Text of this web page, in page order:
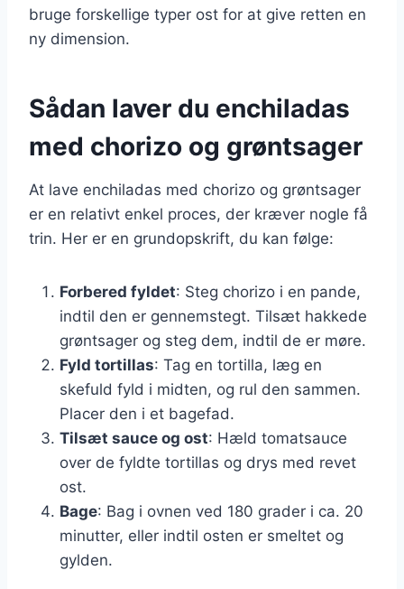
bruge forskellige typer ost for at give retten en
ny dimension.
Sådan laver du enchiladas
med chorizo og grøntsager
At lave enchiladas med chorizo og grøntsager
er en relativt enkel proces, der kræver nogle få
trin. Her er en grundopskrift, du kan følge:
Forbered fyldet: Steg chorizo i en pande,
indtil den er gennemstegt. Tilsæt hakkede
grøntsager og steg dem, indtil de er møre.
Fyld tortillas: Tag en tortilla, læg en
skefuld fyld i midten, og rul den sammen.
Placer den i et bagefad.
Tilsæt sauce og ost: Hæld tomatsauce
over de fyldte tortillas og drys med revet
ost.
Bage: Bag i ovnen ved 180 grader i ca. 20
minutter, eller indtil osten er smeltet og
gylden.